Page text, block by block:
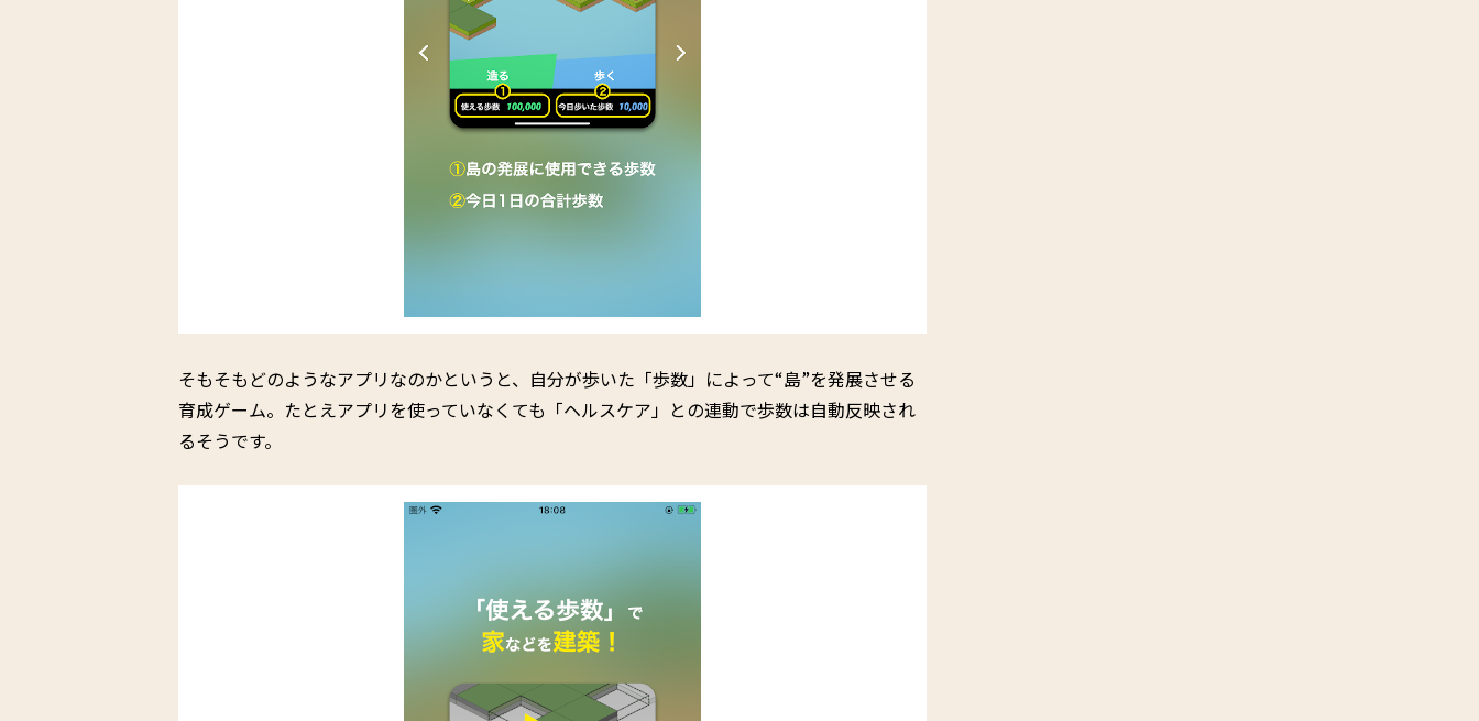
そもそもどのようなアプリなのかというと、自分が歩いた「歩数」によって“島”を発展させる
育成ゲーム。たとえアプリを使っていなくても「ヘルスケア」との連動で歩数は自動反映され
るそうです。